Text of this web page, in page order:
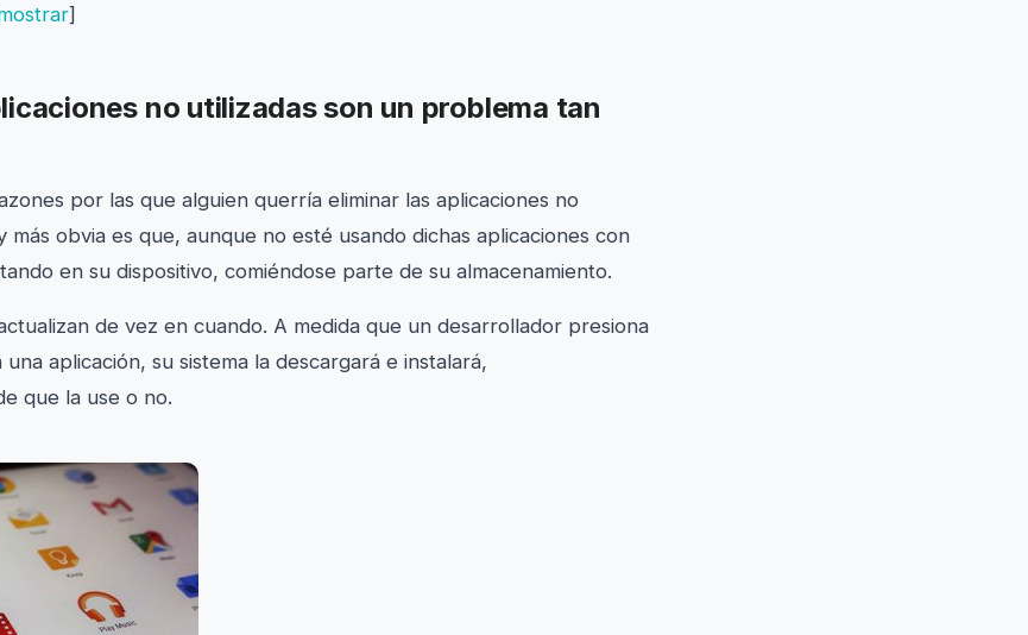
]
no utilizadas son un problema tan
por las que alguien querría eliminar las aplicaciones no
más obvia es que, aunque no esté usando dichas aplicaciones con
en su dispositivo, comiéndose parte de su almacenamiento.
de vez en cuando. A medida que un desarrollador presiona
aplicación, su sistema la descargará e instalará,
que la use o no.